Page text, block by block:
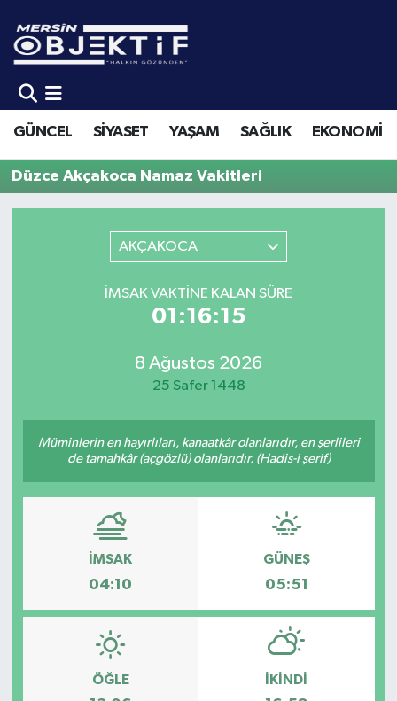
GÜNCEL SİYASET YAŞAM SAĞLIK EKONOMİ
Düzce Akçakoca Namaz Vakitleri
AKÇAKOCA
İMSAK VAKTINE KALAN SÜRE
01:16:15
8 Ağustos 2026
25 Safer 1448
Müminlerin en hayırlıları, kanaatkâr olanlarıdır, en şerlileri
de tamahkâr (açgözlü) olanlarıdır. (Hadis-i şerif)
İMSAK
04:10
GÜNEŞ
05:51
ÖĞLE İKINDI
GÜNCEL
SİYASET
YAŞAM
EKONOMİ
Mersin Hava Durumu
Mersin Trafik Yoğunluk Haritası
Süper Lig Puan Durumu ve Fikstür
Son Dakika Haberleri
Haber Arşivi